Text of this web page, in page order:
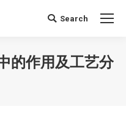
Search:
Search
的作用及工艺分